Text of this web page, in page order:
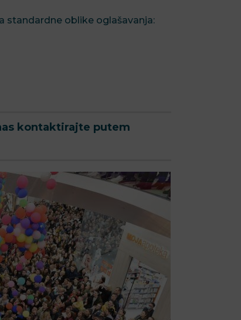
standardne oblike oglašavanja:
kontaktirajte putem